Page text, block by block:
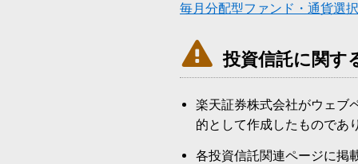
毎月分配型ファンド・通貨選
 投資信託に関す
楽天証券株式会社がウェブ
的として作成したものであ
各投資信託関連ページに掲